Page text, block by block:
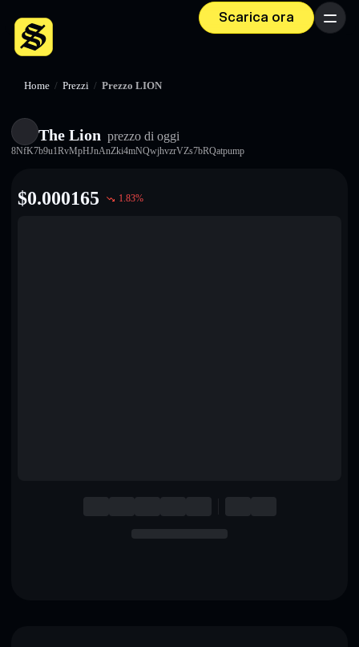
Scarica ora Menu
Home / Prezzi / Prezzo LION
The Lion prezzo di oggi
8NfK7b9u1RvMpHJnAnZki4mNQwjhvzrVZs7bRQatpump
$0.000165 1.83%